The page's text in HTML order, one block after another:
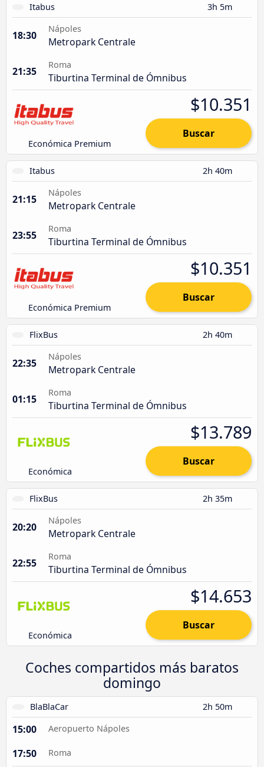
Itabus 3h 5m
18:30
Nápoles
Metropark Centrale
21:35
Roma
Tiburtina Terminal de Ómnibus
Económica Premium
$10.351
Buscar
Itabus 2h 40m
21:15
Nápoles
Metropark Centrale
23:55
Roma
Tiburtina Terminal de Ómnibus
Económica Premium
$10.351
Buscar
FlixBus 2h 40m
22:35
Nápoles
Metropark Centrale
01:15
Roma
Tiburtina Terminal de Ómnibus
Económica
$13.789
Buscar
FlixBus 2h 35m
20:20
Nápoles
Metropark Centrale
22:55
Roma
Tiburtina Terminal de Ómnibus
Económica
$14.653
Buscar
Coches compartidos más baratos
domingo
BlaBlaCar 2h 50m
15:00 Aeropuerto Nápoles
17:50 Roma